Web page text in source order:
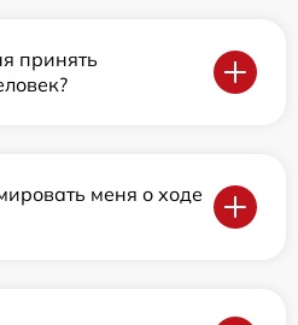
принять
меня о ходе